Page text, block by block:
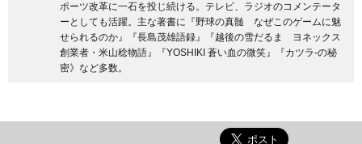
ポーツ改革に一石を投じ続ける。テレビ、ラジオのコメンテータ
ーとしても活躍。主な著書に『野球の真髄 なぜこのゲームに魅
せられるのか』『長島茂雄語録』『越後の雪だるま ヨネックス
創業者・米山稔物語』『YOSHIKI 蒼い血の微笑』『カツラ-の秘
密》など多数。